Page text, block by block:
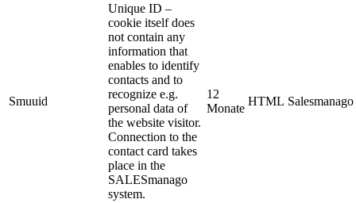
Smuuid
Unique ID –
cookie itself does
not contain any
information that
enables to identify
contacts and to
recognize e.g.
personal data of
the website visitor.
Connection to the
contact card takes
place in the
SALESmanago
system.
12
Monate
HTML Salesmanago